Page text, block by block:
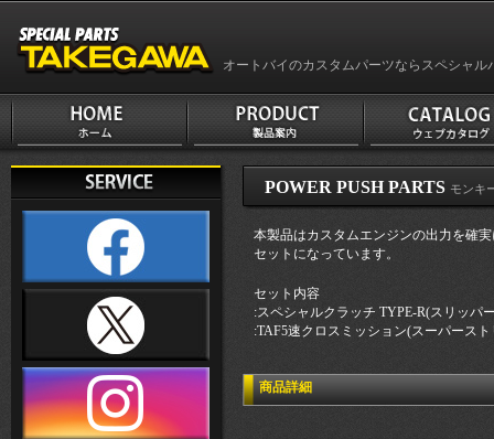
オートバイのカスタムパーツならスペシャル
POWER PUSH PARTS モンキ
本製品はカスタムエンジンの出力を確
セットになっています。
セット内容
:スペシャルクラッチ TYPE-R(スリッパ
:TAF5速クロスミッション(スーパース
商品詳細